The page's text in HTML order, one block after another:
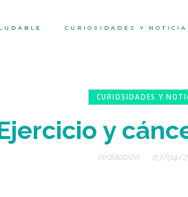
CURIOSIDADES Y
CURIOSIDADES Y
y
redacción 07/04/